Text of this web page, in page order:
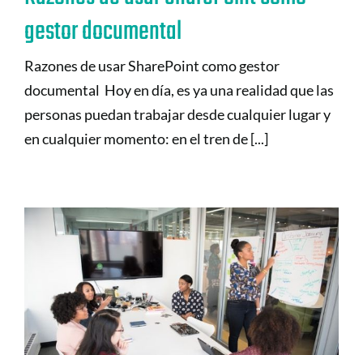
gestor documental
Razones de usar SharePoint como gestor
documental Hoy en día, es ya una realidad que las
personas puedan trabajar desde cualquier lugar y
en cualquier momento: en el tren de [...]